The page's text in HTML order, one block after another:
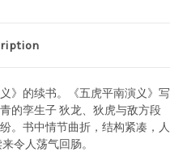
》的续书。《五虎平南演义》写
的孪生子 狄龙、狄虎与敌方段
。书中情节曲折，结构紧凑，人
令人荡气回肠。